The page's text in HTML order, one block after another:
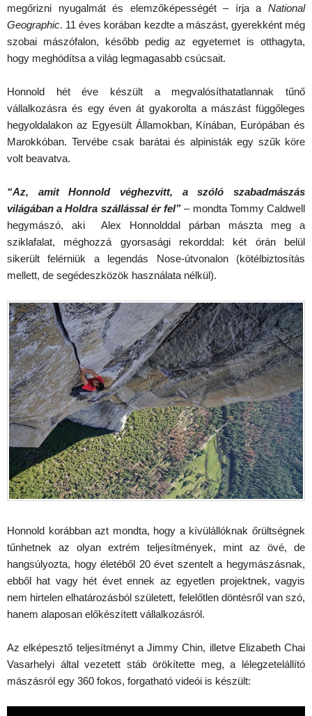
megőrizni nyugalmát és elemzőképességét – írja a National
Geographic. 11 éves korában kezdte a mászást, gyerekként még
szobai mászófalon, később pedig az egyetemet is otthagyta,
hogy meghódítsa a világ legmagasabb csúcsait.
Honnold hét éve készült a megvalósíthatatlannak tűnő
vállalkozásra és egy éven át gyakorolta a mászást függőleges
hegyoldalakon az Egyesült Államokban, Kínában, Európában és
Marokkóban. Tervébe csak barátai és alpinisták egy szűk köre
volt beavatva.
“Az, amit Honnold véghezvitt, a szóló szabadmászás
világában a Holdra szállással ér fel” – mondta Tommy Caldwell
hegymászó, aki Alex Honnolddal párban mászta meg a
sziklafalat, méghozzá gyorsasági rekorddal: két órán belül
sikerült felérniük a legendás Nose-útvonalon (kötélbiztosítás
mellett, de segédeszközök használata nélkül).
Honnold korábban azt mondta, hogy a kívülállóknak őrültségnek
tűnhetnek az olyan extrém teljesítmények, mint az övé, de
hangsúlyozta, hogy életéből 20 évet szentelt a hegymászásnak,
ebből hat vagy hét évet ennek az egyetlen projektnek, vagyis
nem hirtelen elhatározásból született, felelőtlen döntésről van szó,
hanem alaposan előkészített vállalkozásról.
Az elképesztő teljesítményt a Jimmy Chin, illetve Elizabeth Chai
Vasarhelyi által vezetett stáb örökítette meg, a lélegzetelállító
mászásról egy 360 fokos, forgatható videói is készült: